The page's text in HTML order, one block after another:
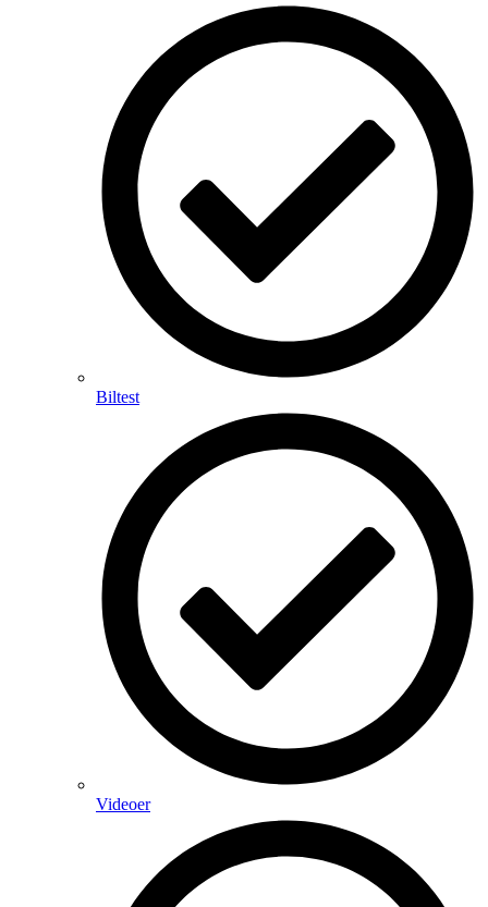
Biltest
Videoer